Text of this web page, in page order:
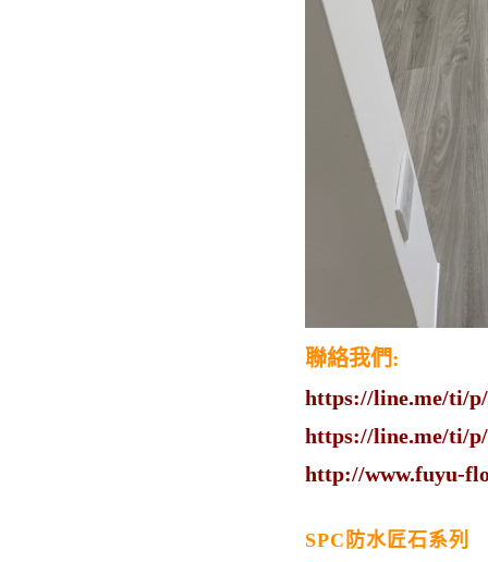
聯絡我們:
https://line.me/ti/
https://line.me/ti/
http://www.fuyu-
SPC防水匠石系列